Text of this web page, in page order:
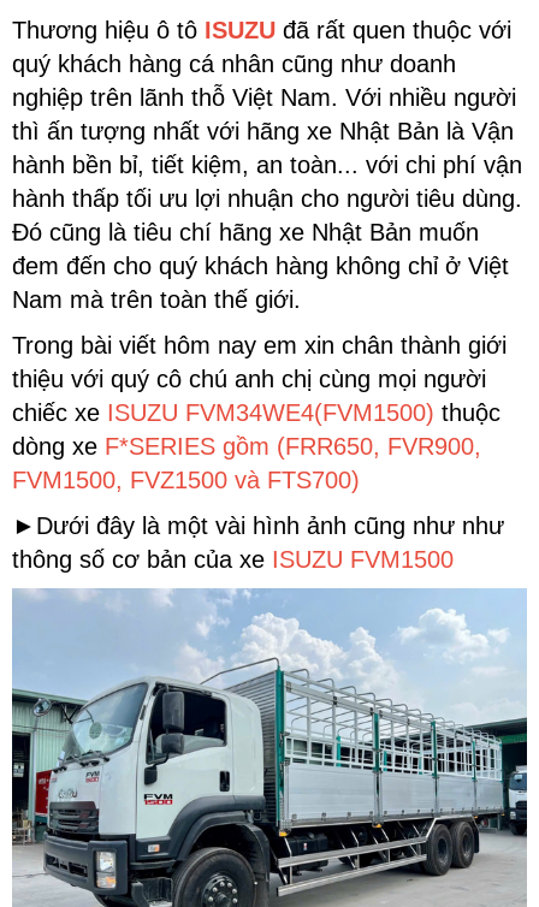
Thương hiệu ô tô ISUZU đã rất quen thuộc với
quý khách hàng cá nhân cũng như doanh
nghiệp trên lãnh thỗ Việt Nam. Với nhiều người
thì ấn tượng nhất với hãng xe Nhật Bản là Vận
hành bền bỉ, tiết kiệm, an toàn... với chi phí vận
hành thấp tối ưu lợi nhuận cho người tiêu dùng.
Đó cũng là tiêu chí hãng xe Nhật Bản muốn
đem đến cho quý khách hàng không chỉ ở Việt
Nam mà trên toàn thế giới.
Trong bài viết hôm nay em xin chân thành giới
thiệu với quý cô chú anh chị cùng mọi người
chiếc xe ISUZU FVM34WE4(FVM1500) thuộc
dòng xe F*SERIES gồm (FRR650, FVR900,
FVM1500, FVZ1500 và FTS700)
►Dưới đây là một vài hình ảnh cũng như như
thông số cơ bản của xe ISUZU FVM1500